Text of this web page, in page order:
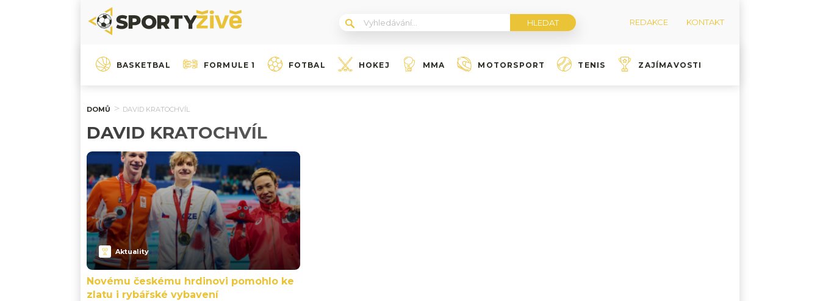
REDAKCE KONTAKT
BASKETBAL FORMULE 1 FOTBAL HOKEJ MMA MOTORSPORT TENIS ZAJÍMAVOSTI
DOMŮ DAVID KRATOCHVÍL
DAVID KRATOCHVÍL
Aktuality
Novému českému hrdinovi pomohlo ke
zlatu i rybářské vybavení